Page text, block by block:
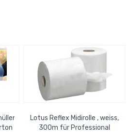
Lotus Reflex Midirolle , weiss,
300m für Professional